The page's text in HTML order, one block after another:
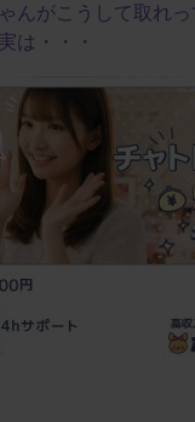
んがこうして取れ
は・・・